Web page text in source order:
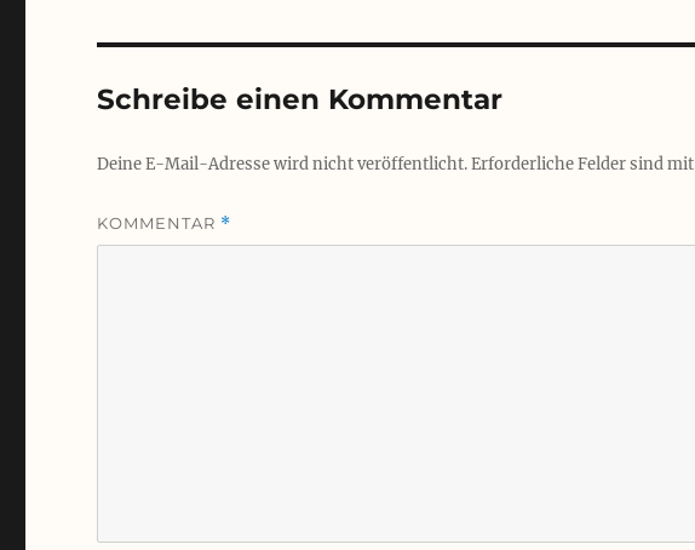
Schreibe einen Kommentar
Deine E-Mail-Adresse wird nicht veröffentlicht.Erforderliche Felder sind mit
KOMMENTAR *